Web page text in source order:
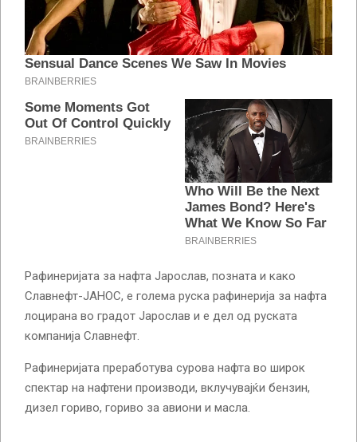
Рафинеријата за нафта Јарослав, позната и како
Славнефт-ЈАНОС, е голема руска рафинерија за нафта
лоцирана во градот Јарослав и е дел од руската
компанија Славнефт.
Рафинеријата преработува сурова нафта во широк
спектар на нафтени производи, вклучувајќи бензин,
дизел гориво, гориво за авиони и масла.